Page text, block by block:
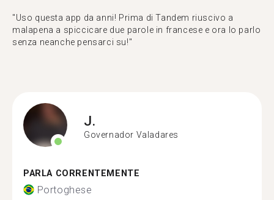
"Uso questa app da anni! Prima di Tandem riuscivo a
malapena a spiccicare due parole in francese e ora lo parlo
senza neanche pensarci su!"
J.
Governador Valadares
PARLA CORRENTEMENTE
Portoghese